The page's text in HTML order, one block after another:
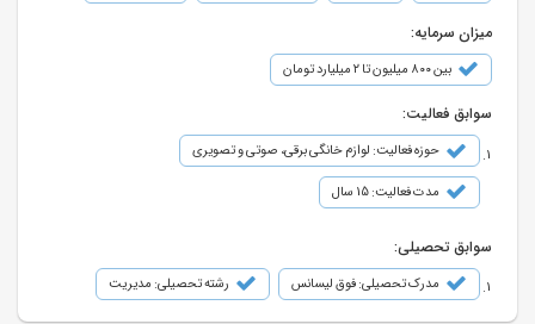
میزان سرمایه:
بین ۸۰۰ میلیون تا ۲ میلیارد تومان
سوابق فعالیت:
حوزه فعالیت: لوازم خانگی برقی، صوتی و تصویری
مدت فعالیت: 15 سال
سوابق تحصیلی:
مدرک تحصیلی: فوق لیسانس رشته تحصیلی: مدیریت